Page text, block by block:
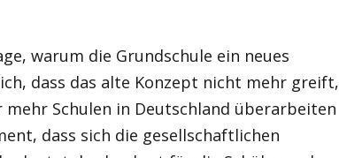
warum die Grundschule ein neues
dass das alte Konzept nicht mehr greift,
Schulen in Deutschland überarbeiten
dass sich die gesellschaftlichen